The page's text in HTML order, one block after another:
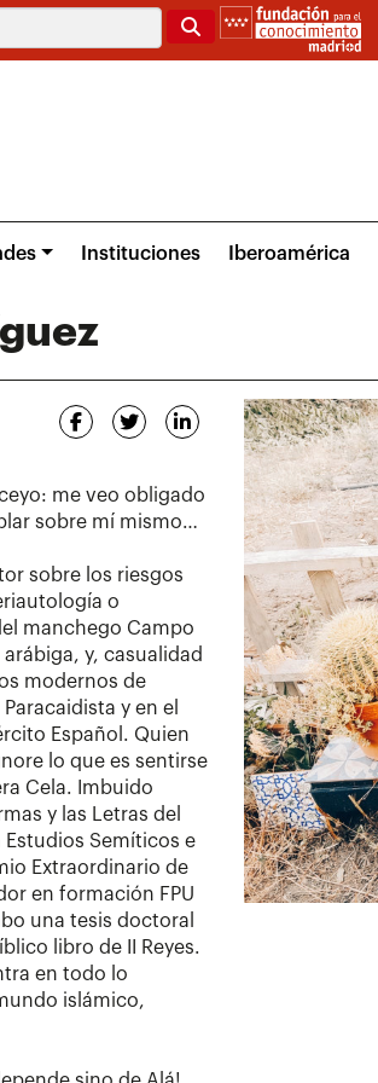
Buscar
Instituciones Iberoamérica
me veo obligado
sobre mí mismo…
sobre los riesgos
o
manchego Campo
y, casualidad
modernos de
y en el
Español. Quien
lo que es sentirse
Cela. Imbuido
y las Letras del
Estudios Semíticos e
Extraordinario de
en formación FPU
una tesis doctoral
libro de II Reyes.
en todo lo
islámico,